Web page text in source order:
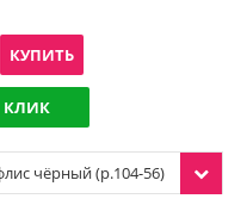
КУПИТЬ
КЛИК
чёрный (р.104-56)